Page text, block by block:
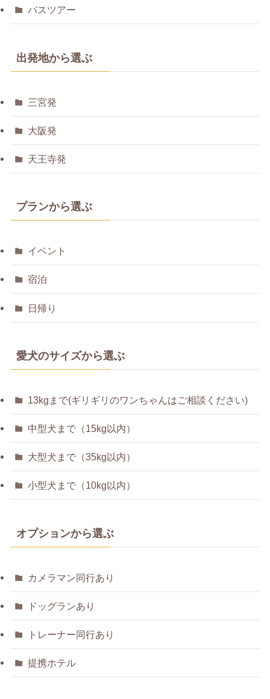
バスツアー
出発地から選ぶ
三宮発
大阪発
天王寺発
プランから選ぶ
イベント
宿泊
日帰り
愛犬のサイズから選ぶ
13kgまで(ギリギリのワンちゃんはご相談ください)
中型犬まで（15kg以内）
大型犬まで（35kg以内）
小型犬まで（10kg以内）
オプションから選ぶ
カメラマン同行あり
ドッグランあり
トレーナー同行あり
提携ホテル